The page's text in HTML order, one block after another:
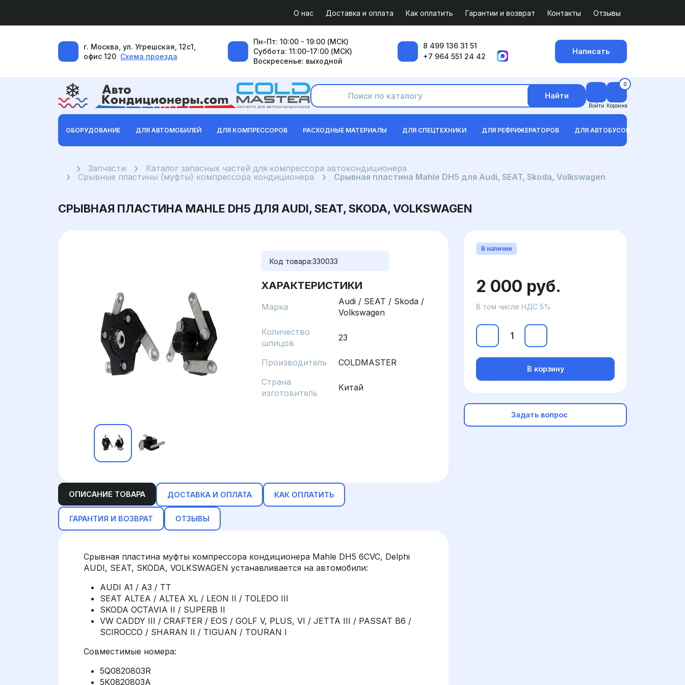
О нас Доставка и оплата Как оплатить Гарантии и возврат Контакты Отзывы
г. Москва, ул. Угрешская, 12с1,
офис 120 Схема проезда
Пн-Пт: 10:00 - 19:00 (МСК)
Суббота: 11:00-17:00 (МСК)
Воскресенье: выходной
8 499 136 31 51
+7 964 551 24 42
Написать
Найти
Войти
0
Корзина
ОБОРУДОВАНИЕ ДЛЯ АВТОМОБИЛЕЙ ДЛЯ КОМПРЕССОРОВ РАСХОДНЫЕ МАТЕРИАЛЫ ДЛЯ СПЕЦТЕХНИКИ ДЛЯ РЕФРИЖЕРАТОРОВ ДЛЯ АВТОБУСОВ
ГлавнаяЗапчасти
Каталог запасных частей для компрессора автокондиционера
Срывные пластины (муфты) компрессора кондиционера
Срывная пластина Mahle DH5 для Audi, SEAT, Skoda, Volkswagen
СРЫВНАЯ ПЛАСТИНА MAHLE DH5 ДЛЯ AUDI, SEAT, SKODA, VOLKSWAGEN
Код товара:330033
ХАРАКТЕРИСТИКИ
Марка
Audi / SEAT / Skoda /
Volkswagen
Количество
шлицов
23
Производитель
COLDMASTER
Страна
изготовитель
Китай
ОПИСАНИЕ ТОВАРА ДОСТАВКА И ОПЛАТА КАК ОПЛАТИТЬ
ГАРАНТИЯ И ВОЗВРАТ ОТЗЫВЫ
Срывная пластина муфты компрессора кондиционера Mahle DH5 6CVC, Delphi
AUDI, SEAT, SKODA, VOLKSWAGEN устанавливается на автомобили:
AUDI A1 / A3 / TT
SEAT ALTEA / ALTEA XL / LEON II / TOLEDO III
SKODA OCTAVIA II / SUPERB II
VW CADDY III / CRAFTER / EOS / GOLF V, PLUS, VI / JETTA III / PASSAT B6 /
SCIROCCO / SHARAN II / TIGUAN / TOURAN I
Совместимые номера:
5Q0820803R
5K0820803A
В наличии
2 000 руб.
В том числе НДС 5%
В корзину
Задать вопрос